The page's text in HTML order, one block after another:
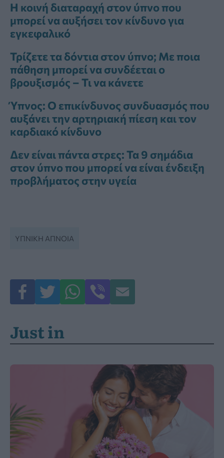
Η κοινή διαταραχή στον ύπνο που
μπορεί να αυξήσει τον κίνδυνο για
εγκεφαλικό
Τρίζετε τα δόντια στον ύπνο; Με ποια
πάθηση μπορεί να συνδέεται ο
βρουξισμός – Τι να κάνετε
Ύπνος: Ο επικίνδυνος συνδυασμός που
αυξάνει την αρτηριακή πίεση και τον
καρδιακό κίνδυνο
Δεν είναι πάντα στρες: Τα 9 σημάδια
στον ύπνο που μπορεί να είναι ένδειξη
προβλήματος στην υγεία
ΥΠΝΙΚΗ ΑΠΝΟΙΑ
Just in